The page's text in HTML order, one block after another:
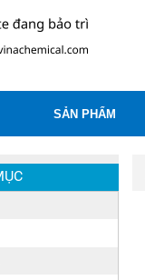
SẢN PHẨM